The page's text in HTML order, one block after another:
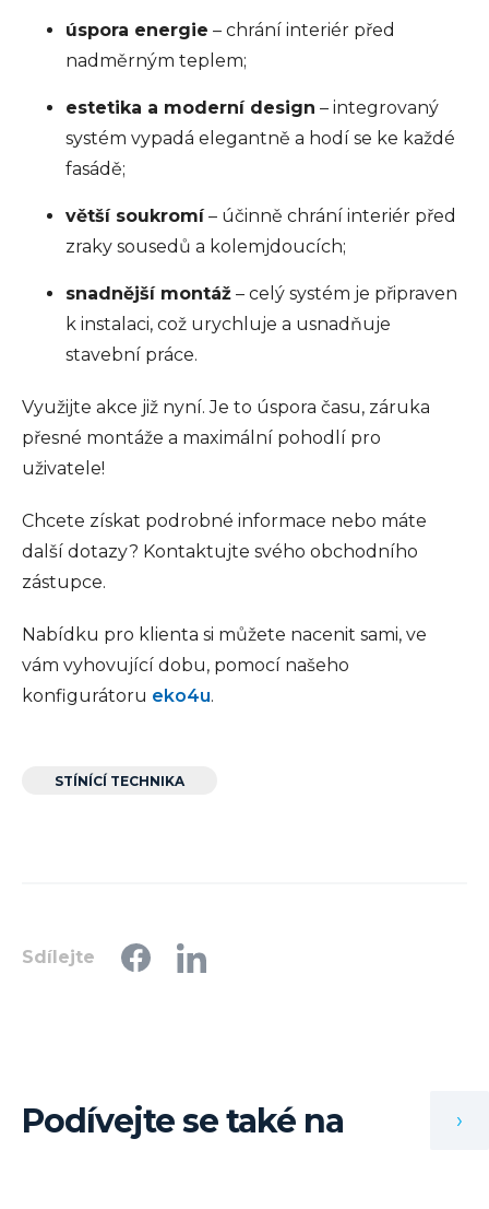
úspora energie – chrání interiér před
nadměrným teplem;
estetika a moderní design – integrovaný
systém vypadá elegantně a hodí se ke každé
fasádě;
větší soukromí– účinně chrání interiér před
zraky sousedů a kolemjdoucích;
snadnější montáž – celý systém je připraven
k instalaci, což urychluje a usnadňuje
stavební práce.
Využijte akce již nyní. Je to úspora času, záruka
přesné montáže a maximální pohodlí pro
uživatele!
Chcete získat podrobné informace nebo máte
další dotazy? Kontaktujte svého obchodního
zástupce.
Nabídku pro klienta si můžete nacenit sami, ve
vám vyhovující dobu, pomocí našeho
konfigurátoru eko4u.
STÍNÍCÍ TECHNIKA
Sdílejte
Podívejte se také na ›